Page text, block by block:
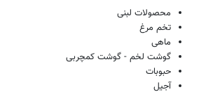
محصولات لبنی
تخم مرغ
ماهی
گوشت لخم - گوشت کمچربی
حبوبات
آجیل